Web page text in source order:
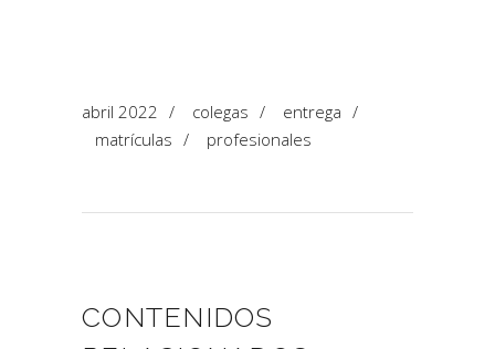
abril 2022 / colegas / entrega /
matrículas / profesionales
CONTENIDOS